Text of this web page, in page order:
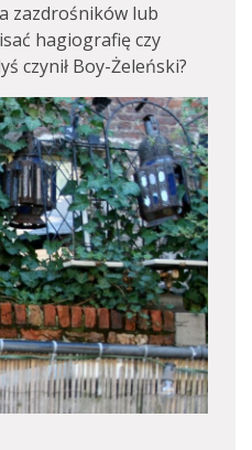
zazdrośników lub
hagiografię czy
czynił Boy-Żeleński?